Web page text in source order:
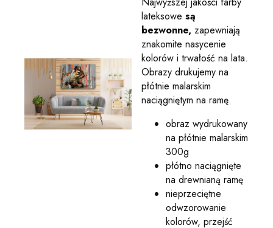
lateksowe są
bezwonne, zapewniają
znakomite nasycenie
kolorów i trwałość na lata.
Obrazy drukujemy na
płótnie malarskim
naciągniętym na ramę.
obraz wydrukowany
na płótnie malarskim
300g
płótno naciągnięte
na drewnianą ramę
nieprzeciętne
odwzorowanie
kolorów, przejść